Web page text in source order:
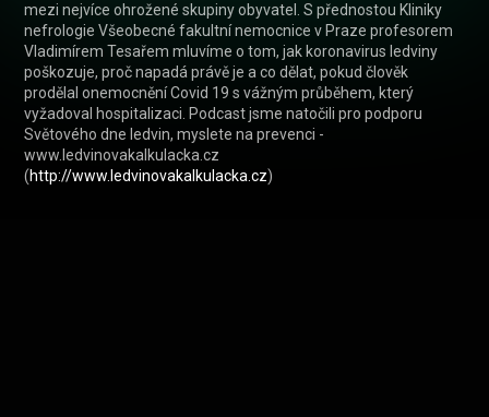
mezi nejvíce ohrožené skupiny obyvatel. S přednostou Kliniky
nefrologie Všeobecné fakultní nemocnice v Praze profesorem
Vladimírem Tesařem mluvíme o tom, jak koronavirus ledviny
poškozuje, proč napadá právě je a co dělat, pokud člověk
prodělal onemocnění Covid 19 s vážným průběhem, který
vyžadoval hospitalizaci. Podcast jsme natočili pro podporu
Světového dne ledvin, myslete na prevenci -
www.ledvinovakalkulacka.cz
(http://www.ledvinovakalkulacka.cz)